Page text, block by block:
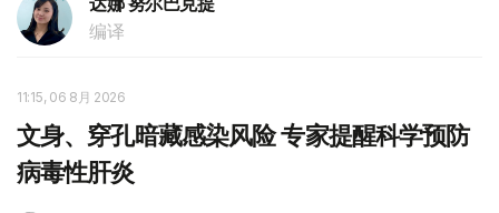
编译
11:15, 06 8月 2026
文身、穿孔暗藏感染风险 专家提醒科学预防
病毒性肝炎